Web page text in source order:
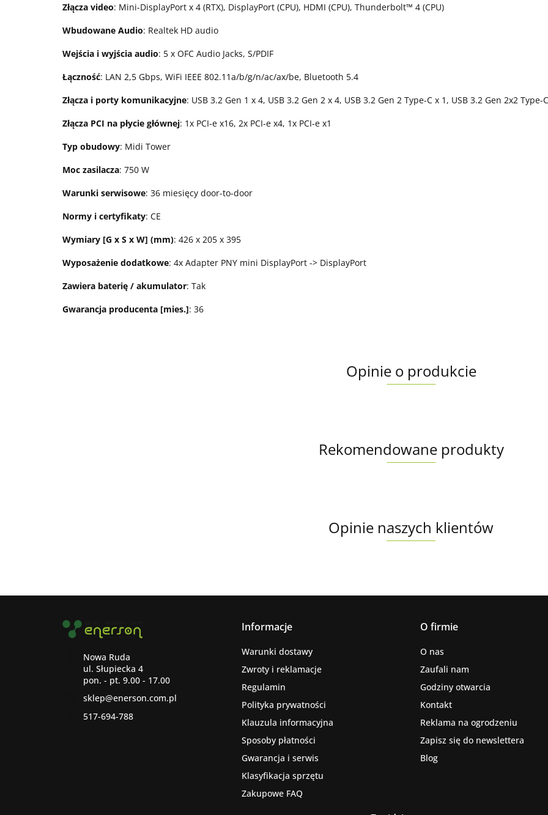
Złącza video: Mini-DisplayPort x 4 (RTX), DisplayPort (CPU), HDMI (CPU), Thunderbolt™ 4 (CPU)
Wbudowane Audio: Realtek HD audio
Wejścia i wyjścia audio: 5 x OFC Audio Jacks, S/PDIF
Łączność: LAN 2,5 Gbps, WiFi IEEE 802.11a/b/g/n/ac/ax/be, Bluetooth 5.4
Złącza i porty komunikacyjne: USB 3.2 Gen 1 x 4, USB 3.2 Gen 2 x 4, USB 3.2 Gen 2 Type-C x 1, USB 3.2 Gen 2x2 Type-
Złącza PCI na płycie głównej: 1x PCI-e x16, 2x PCI-e x4, 1x PCI-e x1
Typ obudowy: Midi Tower
Moc zasilacza: 750 W
Warunki serwisowe: 36 miesięcy door-to-door
Normy i certyfikaty: CE
Wymiary [G x S x W] (mm): 426 x 205 x 395
Wyposażenie dodatkowe: 4x Adapter PNY mini DisplayPort -> DisplayPort
Zawiera baterię / akumulator: Tak
Gwarancja producenta [mies.]: 36
Opinie o produkcie
Rekomendowane produkty
Opinie naszych klientów
Nowa Ruda
ul. Słupiecka 4
pon. - pt. 9.00 - 17.00
sklep@enerson.com.pl
517-694-788
Informacje
Warunki dostawy
Zwroty i reklamacje
Regulamin
Polityka prywatności
Klauzula informacyjna
Sposoby płatności
Gwarancja i serwis
Klasyfikacja sprzętu
Zakupowe FAQ
O firmie
O nas
Zaufali nam
Godziny otwarcia
Kontakt
Reklama na ogrodzeniu
Zapisz się do newslettera
Blog